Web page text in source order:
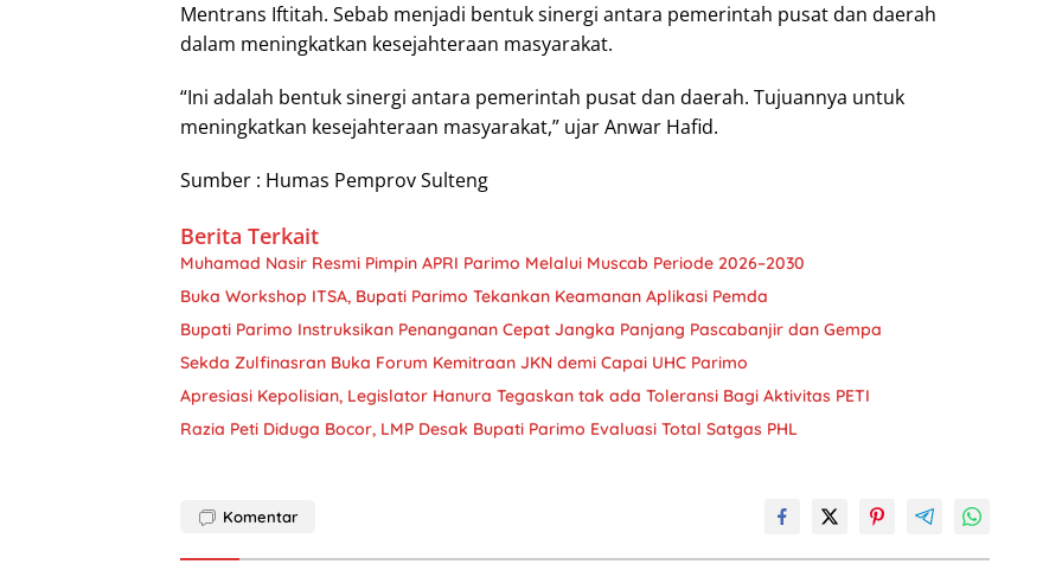
Mentrans Iftitah. Sebab menjadi bentuk sinergi antara pemerintah pusat dan daerah
dalam meningkatkan kesejahteraan masyarakat.
“Ini adalah bentuk sinergi antara pemerintah pusat dan daerah. Tujuannya untuk
meningkatkan kesejahteraan masyarakat,” ujar Anwar Hafid.
Sumber : Humas Pemprov Sulteng
Berita Terkait
Muhamad Nasir Resmi Pimpin APRI Parimo Melalui Muscab Periode 2026–2030
Buka Workshop ITSA, Bupati Parimo Tekankan Keamanan Aplikasi Pemda
Bupati Parimo Instruksikan Penanganan Cepat Jangka Panjang Pascabanjir dan Gempa
Sekda Zulfinasran Buka Forum Kemitraan JKN demi Capai UHC Parimo
Apresiasi Kepolisian, Legislator Hanura Tegaskan tak ada Toleransi Bagi Aktivitas PETI
Razia Peti Diduga Bocor, LMP Desak Bupati Parimo Evaluasi Total Satgas PHL
Komentar